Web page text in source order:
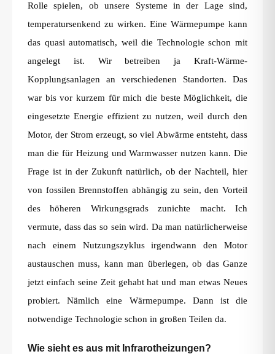
Rolle spielen, ob unsere Systeme in der Lage sind,
temperatursenkend zu wirken. Eine Wärmepumpe kann
das quasi automatisch, weil die Technologie schon mit
angelegt ist. Wir betreiben ja Kraft-Wärme-
Kopplungsanlagen an verschiedenen Standorten. Das
war bis vor kurzem für mich die beste Möglichkeit, die
eingesetzte Energie effizient zu nutzen, weil durch den
Motor, der Strom erzeugt, so viel Abwärme entsteht, dass
man die für Heizung und Warmwasser nutzen kann. Die
Frage ist in der Zukunft natürlich, ob der Nachteil, hier
von fossilen Brennstoffen abhängig zu sein, den Vorteil
des höheren Wirkungsgrads zunichte macht. Ich
vermute, dass das so sein wird. Da man natürlicherweise
nach einem Nutzungszyklus irgendwann den Motor
austauschen muss, kann man überlegen, ob das Ganze
jetzt einfach seine Zeit gehabt hat und man etwas Neues
probiert. Nämlich eine Wärmepumpe. Dann ist die
notwendige Technologie schon in großen Teilen da.
Wie sieht es aus mit Infrarotheizungen?